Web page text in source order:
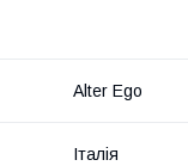
Alter Ego
Італія